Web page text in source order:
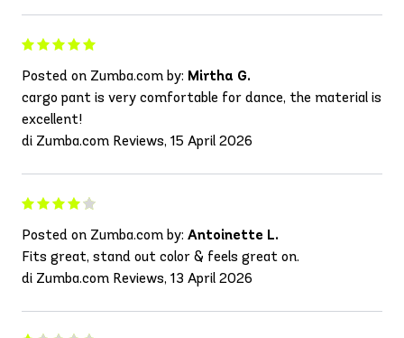
Posted on Zumba.com by: Mirtha G.
cargo pant is very comfortable for dance, the material is
excellent!
di Zumba.com Reviews, 15 April 2026
Posted on Zumba.com by: Antoinette L.
Fits great, stand out color & feels great on.
di Zumba.com Reviews, 13 April 2026